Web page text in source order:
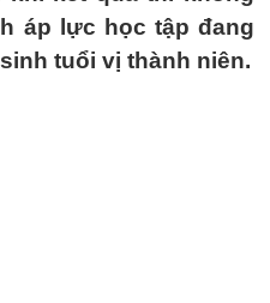
áp lực học tập đang
tuổi vị thành niên.